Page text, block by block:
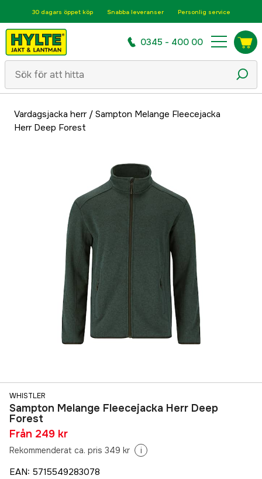
30 dagars öppet köp Snabba leveranser Personlig service
0345 - 400 00
Vardagsjacka herr/ Sampton Melange Fleecejacka
Herr Deep Forest
WHISTLER
Sampton Melange Fleecejacka Herr Deep
Forest
Från 249 kr
Rekommenderat ca. pris 349 kr i
EAN: 5715549283078